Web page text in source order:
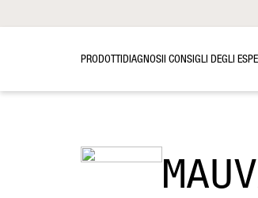
PRODOTTI DIAGNOSI I CONSIGLI DEGLI